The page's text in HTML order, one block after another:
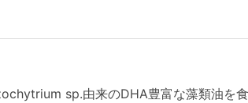
sp.由来のDHA豊富な藻類油を